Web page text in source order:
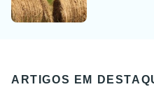
ARTIGOS EM